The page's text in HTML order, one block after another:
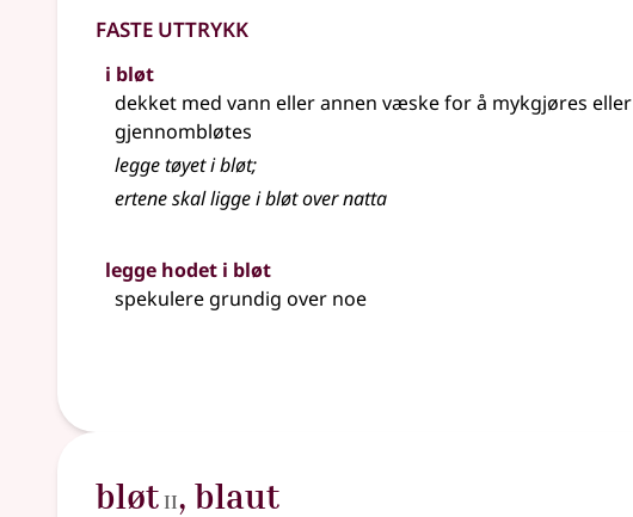
Faste uttrykk
i bløt
dekket med vann eller annen væske for å mykgjøres eller
gjennombløtes
legge tøyet i bløt;
ertene skal ligge i bløt over natta
legge hodet i bløt
spekulere grundig over noe
bløt II, blaut